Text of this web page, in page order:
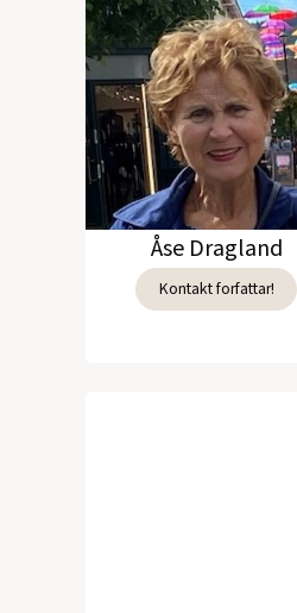
Åse Dragland
Kontakt forfattar!